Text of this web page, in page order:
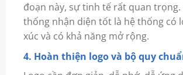
đoạn này, sự tinh tế rất quan trọng.
thống nhận diện tốt là hệ thống có
xúc và có khả năng mở rộng.
4. Hoàn thiện logo và bộ quy